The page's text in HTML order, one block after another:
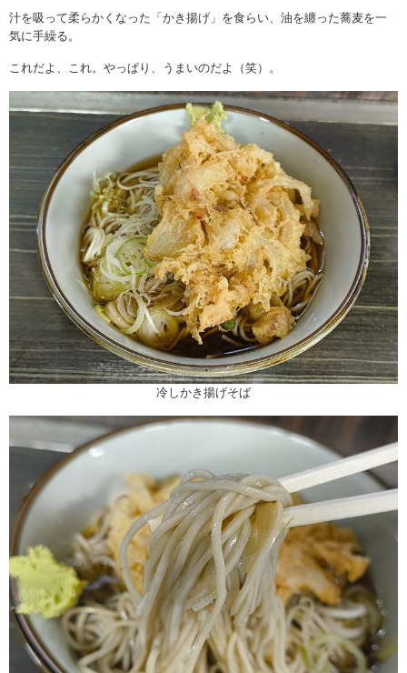
汁を吸って柔らかくなった「かき揚げ」を食らい、油を纏った蕎麦を一
気に手繰る。
これだよ、これ。やっぱり、うまいのだよ（笑）。
冷しかき揚げそば